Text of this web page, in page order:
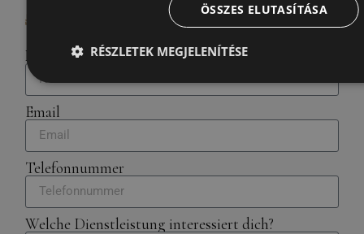
Name
Email
Telefonnummer
Welche Dienstleistung interessiert dich?
ÖSSZES ELUTASÍTÁSA
RÉSZLETEK MEGJELENÍTÉSE